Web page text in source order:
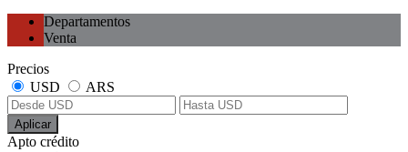
Departamentos
Venta
Precios
USD
ARS
Aplicar
Apto crédito